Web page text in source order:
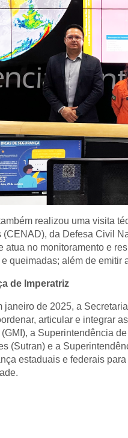
realizou uma visita
(CENAD), da Defesa Civil
atua no monitoramento e
queimadas; além de emitir
de Imperatriz
janeiro de 2025, a
articular e integrar
a Superintendência
(Sutran) e a
estaduais e federais